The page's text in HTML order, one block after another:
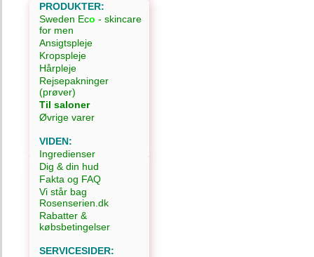
PRODUKTER:
Sweden Eco - skincare
for men
Ansigtspleje
Kropspleje
Hårpleje
Rejsepakninger
(prøver)
Til saloner
Øvrige varer
VIDEN:
Ingredienser
Dig & din hud
Fakta og FAQ
Vi står bag
Rosenserien.dk
Rabatter &
købsbetingelser
SERVICESIDER: